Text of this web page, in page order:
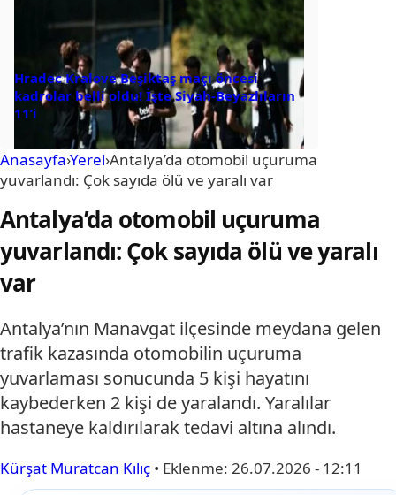
Hradec Kralove Beşiktaş maçı öncesi
kadrolar belli oldu! İşte Siyah-Beyazlıların
11’i
Anasayfa›Yerel›Antalya’da otomobil uçuruma
yuvarlandı: Çok sayıda ölü ve yaralı var
Antalya’da otomobil uçuruma
yuvarlandı: Çok sayıda ölü ve yaralı
var
Antalya’nın Manavgat ilçesinde meydana gelen
trafik kazasında otomobilin uçuruma
yuvarlaması sonucunda 5 kişi hayatını
kaybederken 2 kişi de yaralandı. Yaralılar
hastaneye kaldırılarak tedavi altına alındı.
Kürşat Muratcan Kılıç • Eklenme: 26.07.2026 - 12:11